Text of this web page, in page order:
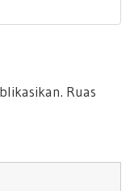
Ruas